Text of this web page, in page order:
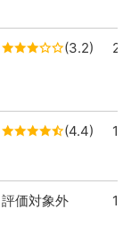
(3.2) 2
(4.4) 1
評価対象外 1